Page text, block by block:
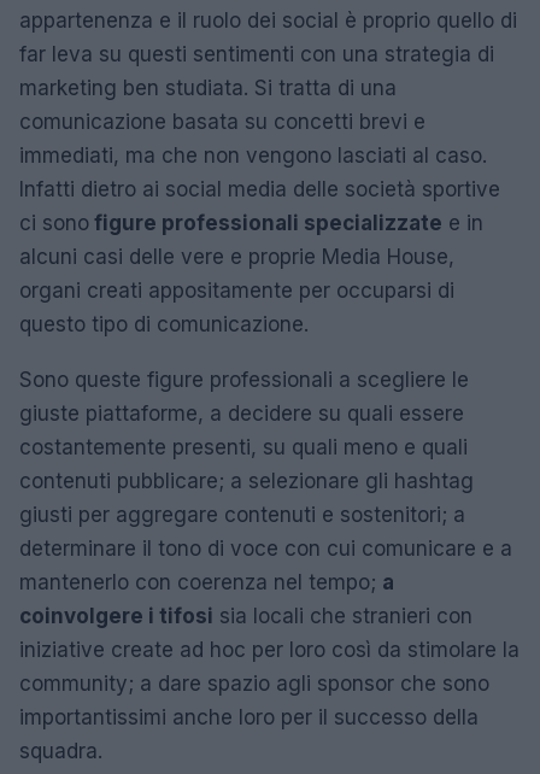
appartenenza e il ruolo dei social è proprio quello di
far leva su questi sentimenti con una strategia di
marketing ben studiata. Si tratta di una
comunicazione basata su concetti brevi e
immediati, ma che non vengono lasciati al caso.
Infatti dietro ai social media delle società sportive
ci sono figure professionali specializzate e in
alcuni casi delle vere e proprie Media House,
organi creati appositamente per occuparsi di
questo tipo di comunicazione.
Sono queste figure professionali a scegliere le
giuste piattaforme, a decidere su quali essere
costantemente presenti, su quali meno e quali
contenuti pubblicare; a selezionare gli hashtag
giusti per aggregare contenuti e sostenitori; a
determinare il tono di voce con cui comunicare e a
mantenerlo con coerenza nel tempo; a
coinvolgere i tifosi sia locali che stranieri con
iniziative create ad hoc per loro così da stimolare la
community; a dare spazio agli sponsor che sono
importantissimi anche loro per il successo della
squadra.